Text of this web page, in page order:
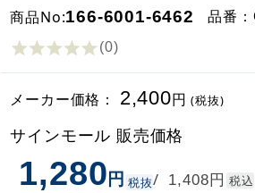
商品No:166-6001-6462 品番：
(0)
メーカー価格： 2,400円(税抜)
サインモール 販売価格
1,280円 税抜/ 1,408円 税込